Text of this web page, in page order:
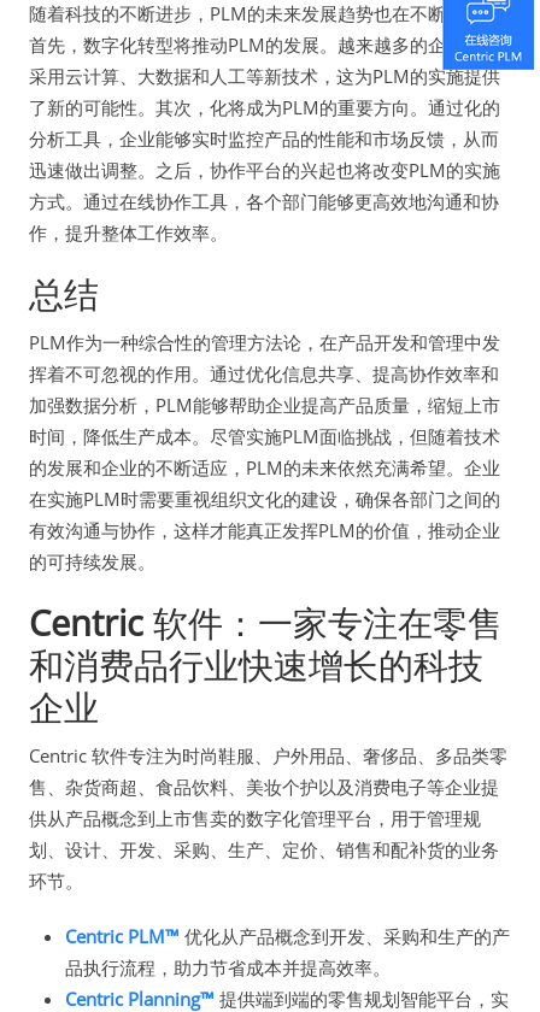
随着科技的不断进步，PLM的未来发展趋势也在不断演变。
首先，数字化转型将推动PLM的发展。越来越多的企业开始
采用云计算、大数据和人工等新技术，这为PLM的实施提供
了新的可能性。其次，化将成为PLM的重要方向。通过化的
分析工具，企业能够实时监控产品的性能和市场反馈，从而
迅速做出调整。之后，协作平台的兴起也将改变PLM的实施
方式。通过在线协作工具，各个部门能够更高效地沟通和协
作，提升整体工作效率。
总结
PLM作为一种综合性的管理方法论，在产品开发和管理中发
挥着不可忽视的作用。通过优化信息共享、提高协作效率和
加强数据分析，PLM能够帮助企业提高产品质量，缩短上市
时间，降低生产成本。尽管实施PLM面临挑战，但随着技术
的发展和企业的不断适应，PLM的未来依然充满希望。企业
在实施PLM时需要重视组织文化的建设，确保各部门之间的
有效沟通与协作，这样才能真正发挥PLM的价值，推动企业
的可持续发展。
Centric 软件：一家专注在零售
和消费品行业快速增长的科技
企业
Centric 软件专注为时尚鞋服、户外用品、奢侈品、多品类零
售、杂货商超、食品饮料、美妆个护以及消费电子等企业提
供从产品概念到上市售卖的数字化管理平台，用于管理规
划、设计、开发、采购、生产、定价、销售和配补货的业务
环节。
Centric PLM™ 优化从产品概念到开发、采购和生产的产
品执行流程，助力节省成本并提高效率。
Centric Planning™ 提供端到端的零售规划智能平台，实